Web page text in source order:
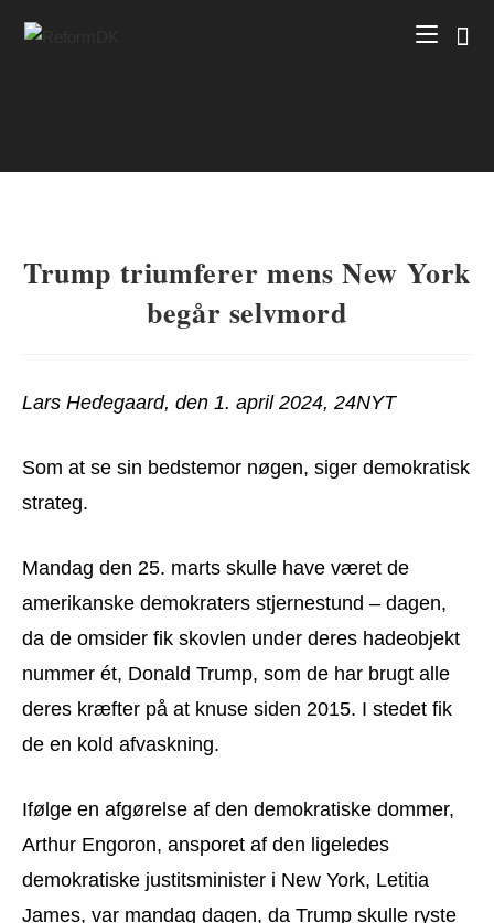
Trump triumferer mens New York
begår selvmord
Lars Hedegaard, den 1. april 2024, 24NYT
Som at se sin bedstemor nøgen, siger demokratisk
strateg.
Mandag den 25. marts skulle have været de
amerikanske demokraters stjernestund – dagen,
da de omsider fik skovlen under deres hadeobjekt
nummer ét, Donald Trump, som de har brugt alle
deres kræfter på at knuse siden 2015. I stedet fik
de en kold afvaskning.
Ifølge en afgørelse af den demokratiske dommer,
Arthur Engoron, ansporet af den ligeledes
demokratiske justitsminister i New York, Letitia
James, var mandag dagen, da Trump skulle ryste